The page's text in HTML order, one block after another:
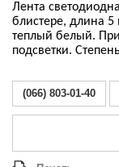
Лента
блистере, длина
теплый белый.
подсветки.
(066) 803-01-40